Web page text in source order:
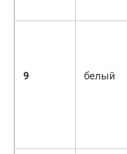
9 белый